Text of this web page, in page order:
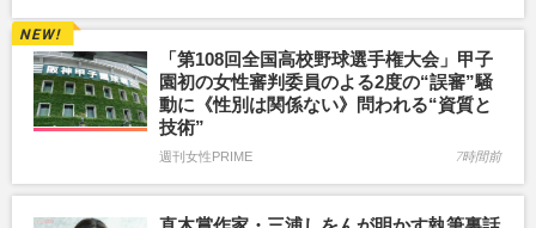
「第108回全国高校野球選手権大会」甲子
園初の女性審判委員のよる2度の“誤審”騒
動に《性別は関係ない》問われる“資質と
技術”
週刊女性PRIME 7時間前